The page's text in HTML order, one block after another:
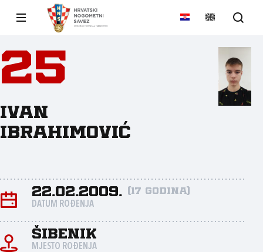
25
Ivan
Ibrahimović
22.02.2009. (17 godina)
DATUM ROĐENJA
Šibenik
MJESTO ROĐENJA